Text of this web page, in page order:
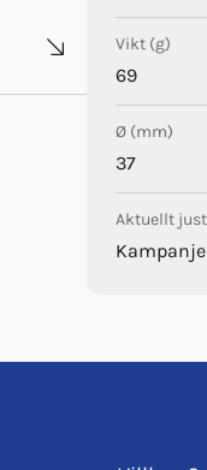
Vikt (g)
69
Ø (mm)
37
Aktuellt